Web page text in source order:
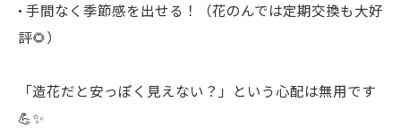
• 手間なく季節感を出せる！（花のんでは定期交換も大好
評🌻）
「造花だと安っぽく見えない？」という心配は無用です
💪✨